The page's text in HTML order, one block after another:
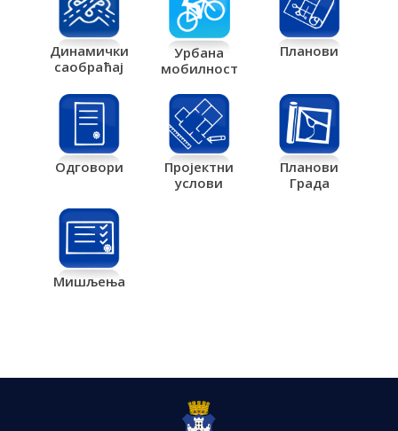
Динамички
саобраћај
Урбана
мобилност
Планови
Одговори
Пројектни
услови
Планови
Града
Мишљења